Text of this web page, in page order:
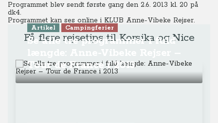
Programmet blev sendt første gang den 2.6. 2013 kl. 20 på
dk4.
Programmet kan ses onlinei KLUB Anne-Vibeke Rejser.
Få flere rejsetips til Korsika og Nice
Artikel Campingferier
Se alle tre programmer i fuld
Tour de France i 2013